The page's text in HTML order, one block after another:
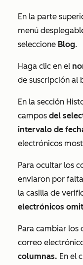
En la parte
menú
seleccione Blog.
Haga clic en el
de suscripción al
En la sección
campos del
intervalo de
electrónicos
Para ocultar los
enviaron por
la casilla de
electrónicos
Para cambiar los
correo
columnas. En el